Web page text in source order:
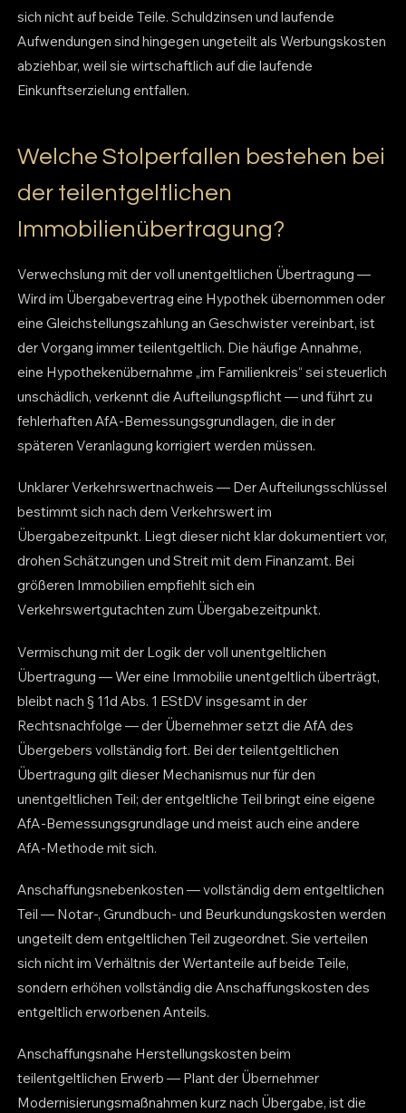
sich nicht auf beide Teile. Schuldzinsen und laufende
Aufwendungen sind hingegen ungeteilt als Werbungskosten
abziehbar, weil sie wirtschaftlich auf die laufende
Einkunftserzielung entfallen.
Welche Stolperfallen bestehen bei
der teilentgeltlichen
Immobilienübertragung?
Verwechslung mit der voll unentgeltlichen Übertragung —
Wird im Übergabevertrag eine Hypothek übernommen oder
eine Gleichstellungszahlung an Geschwister vereinbart, ist
der Vorgang immer teilentgeltlich. Die häufige Annahme,
eine Hypothekenübernahme „im Familienkreis“ sei steuerlich
unschädlich, verkennt die Aufteilungspflicht — und führt zu
fehlerhaften AfA-Bemessungsgrundlagen, die in der
späteren Veranlagung korrigiert werden müssen.
Unklarer Verkehrswertnachweis — Der Aufteilungsschlüssel
bestimmt sich nach dem Verkehrswert im
Übergabezeitpunkt. Liegt dieser nicht klar dokumentiert vor,
drohen Schätzungen und Streit mit dem Finanzamt. Bei
größeren Immobilien empfiehlt sich ein
Verkehrswertgutachten zum Übergabezeitpunkt.
Vermischung mit der Logik der voll unentgeltlichen
Übertragung — Wer eine Immobilie unentgeltlich überträgt,
bleibt nach § 11d Abs. 1 EStDV insgesamt in der
Rechtsnachfolge — der Übernehmer setzt die AfA des
Übergebers vollständig fort. Bei der teilentgeltlichen
Übertragung gilt dieser Mechanismus nur für den
unentgeltlichen Teil; der entgeltliche Teil bringt eine eigene
AfA-Bemessungsgrundlage und meist auch eine andere
AfA-Methode mit sich.
Anschaffungsnebenkosten — vollständig dem entgeltlichen
Teil — Notar-, Grundbuch- und Beurkundungskosten werden
ungeteilt dem entgeltlichen Teil zugeordnet. Sie verteilen
sich nicht im Verhältnis der Wertanteile auf beide Teile,
sondern erhöhen vollständig die Anschaffungskosten des
entgeltlich erworbenen Anteils.
Anschaffungsnahe Herstellungskosten beim
teilentgeltlichen Erwerb — Plant der Übernehmer
Modernisierungsmaßnahmen kurz nach Übergabe, ist die